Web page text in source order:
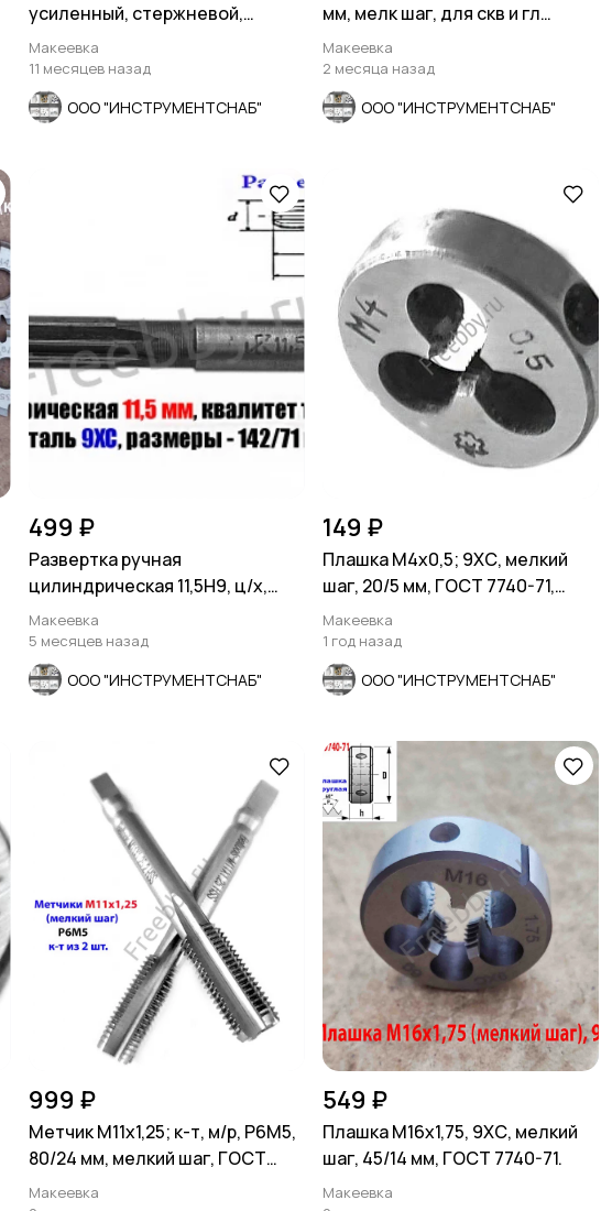
усиленный, стержневой,
КЗСМИ, Россия.
Макеевка
11 месяцев назад
ООО "ИНСТРУМЕНТСНАБ"
мм, мелк шаг, для скв и гл
резьбы, СССР
Макеевка
2 месяца назад
ООО "ИНСТРУМЕНТСНАБ"
499 ₽
Развертка ручная
цилиндрическая 11,5Н9, ц/х,
9ХС, Z8, 142/71 мм, СССР.
Макеевка
5 месяцев назад
ООО "ИНСТРУМЕНТСНАБ"
149 ₽
Плашка М4х0,5; 9ХС, мелкий
шаг, 20/5 мм, ГОСТ 7740-71,
СССР.
Макеевка
1 год назад
ООО "ИНСТРУМЕНТСНАБ"
999 ₽
Метчик М11х1,25; к-т, м/р, Р6М5,
80/24 мм, мелкий шаг, ГОСТ
3266-81.
Макеевка
549 ₽
Плашка М16х1,75, 9ХС, мелкий
шаг, 45/14 мм, ГОСТ 7740-71.
Макеевка